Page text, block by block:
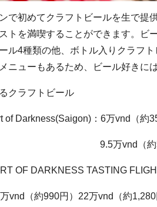
で初めてクラフトビールを生で提
トを満喫することができます。ビ
ール4種類の他、ボトル入りクラフ
ニューもあるため、ビール好きに
クラフトビール
of Darkness(Saigon)：6万vnd（約
万vnd（約550円
OF DARKNESS TASTING
万vnd（約990円）22万vnd（約